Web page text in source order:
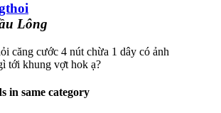
Lông
căng cước 4 nút chừa 1 dây có ảnh
tới khung vợt hok ạ?
in same category